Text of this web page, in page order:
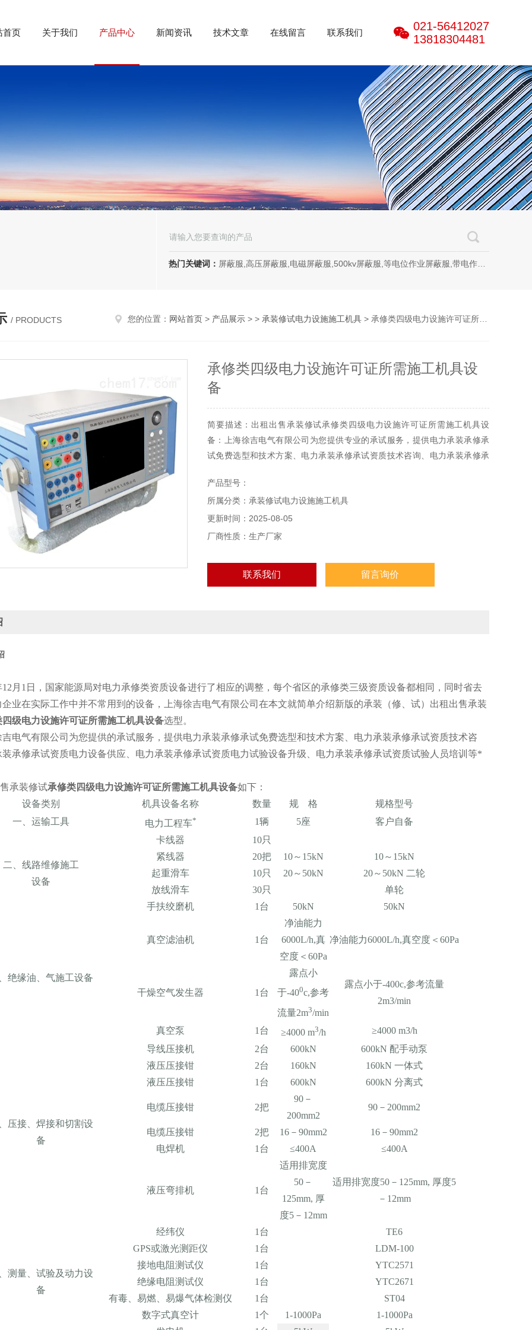
首页 关于我们 产品中心 新闻资讯 技术文章 在线留言 联系我们
021-56412027
13818304481
热门关键词： 屏蔽服,高压屏蔽服,电磁屏蔽服,500kv屏蔽服,等电位作业屏蔽服,带电作业屏蔽服,防电弧服,电弧服,电弧专用防护服,电位均压服
/ PRODUCTS 您的位置： 网站首页 > 产品展示 > > 承装修试电力设施施工机具 > 承修类四级电力设施许可证所需施工机具设备
承修类四级电力设施许可证所需施工机具设
备
简要描述：出租出售承装修试承修类四级电力设施许可证所需施工机具设
备：上海徐吉电气有限公司为您提供专业的承试服务，提供电力承装承修承
试免费选型和技术方案、电力承装承修承试资质技术咨询、电力承装承修承
产品型号：
所属分类：承装修试电力设施施工机具
更新时间：2025-08-05
厂商性质：生产厂家
联系我们 留言询价
1日，国家能源局对电力承修类资质设备进行了相应的调整，每个省区的承修类三级资质设备都相同，同时省去
企业在实际工作中并不常用到的设备，上海徐吉电气有限公司在本文就简单介绍新版的承装（修、试）出租出售承装
四级电力设施许可证所需施工机具设备选型。
气有限公司为您提供的承试服务，提供电力承装承修承试免费选型和技术方案、电力承装承修承试资质技术咨
承修承试资质电力设备供应、电力承装承修承试资质电力试验设备升级、电力承装承修承试资质试验人员培训等*
承装修试承修类四级电力设施许可证所需施工机具设备如下：
设备类别 机具设备名称 数量 规 格
规格型号
一、运输工具 电力工程车* 1辆 5座 客户自备
二、线路维修施工
设备
卡线器
10只
紧线器
20把 10～15kN
10～15kN
起重滑车
10只 20～50kN
20～50kN 二轮
放线滑车
30只
单轮
手扶绞磨机
1台 50kN 50kN
绝缘油、气施工设备
真空滤油机 1台
净油能力
6000L/h,真
空度＜60Pa
净油能力6000L/h,真空度＜60Pa
干燥空气发生器 1台
露点小
于-400c,参考
流量2m3/min
露点小于-400c,参考流量
2m3/min
真空泵 1台 ≥4000 m3/h ≥4000 m3/h
压接、焊接和切割设
备
导线压接机 2台 600kN
600kN 配手动泵
液压压接钳
2台 160kN
160kN 一体式
液压压接钳
1台 600kN 600kN 分离式
电缆压接钳 2把
90－
200mm2
90－200mm2
电缆压接钳 2把 16－90mm2
16－90mm2
电焊机
1台 ≤400A ≤400A
液压弯排机 1台
适用排宽度
50－
125mm, 厚
度5－12mm
适用排宽度50－125mm, 厚度5
－12mm
测量、试验及动力设
备
经纬仪 1台
TE6
GPS或激光测距仪
1台
LDM-100
接地电阻测试仪
1台
YTC2571
绝缘电阻测试仪
1台
YTC2671
有毒、易燃、易爆气体检测仪
1台
ST04
数字式真空计
1个 1-1000Pa
1-1000Pa